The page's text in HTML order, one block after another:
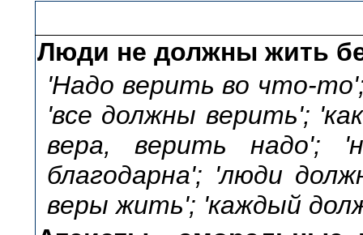
Люди не должны жить
'Надо верить во что-
'все должны верить';
вера, верить надо';
благодарна'; 'люди
веры жить'; 'каждый